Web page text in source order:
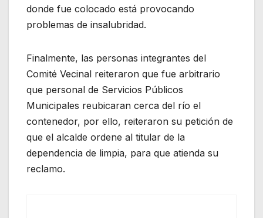
donde fue colocado está provocando
problemas de insalubridad.
Finalmente, las personas integrantes del
Comité Vecinal reiteraron que fue arbitrario
que personal de Servicios Públicos
Municipales reubicaran cerca del río el
contenedor, por ello, reiteraron su petición de
que el alcalde ordene al titular de la
dependencia de limpia, para que atienda su
reclamo.